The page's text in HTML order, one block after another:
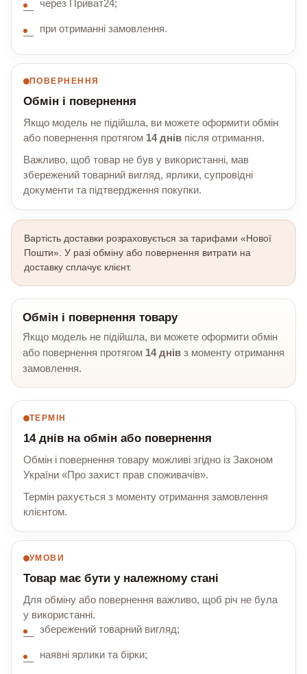
через Приват24;
при отриманні замовлення.
ПОВЕРНЕННЯ
Обмін і повернення
Якщо модель не підійшла, ви можете оформити обмін
або повернення протягом 14 днів після отримання.
Важливо, щоб товар не був у використанні, мав
збережений товарний вигляд, ярлики, супровідні
документи та підтвердження покупки.
Вартість доставки розраховується за тарифами «Нової
Пошти». У разі обміну або повернення витрати на
доставку сплачує клієнт.
Обмін і повернення товару
Якщо модель не підійшла, ви можете оформити обмін
або повернення протягом 14 днів з моменту отримання
замовлення.
ТЕРМІН
14 днів на обмін або повернення
Обмін і повернення товару можливі згідно із Законом
України «Про захист прав споживачів».
Термін рахується з моменту отримання замовлення
клієнтом.
УМОВИ
Товар має бути у належному стані
Для обміну або повернення важливо, щоб річ не була
у використанні.
збережений товарний вигляд;
наявні ярлики та бірки;